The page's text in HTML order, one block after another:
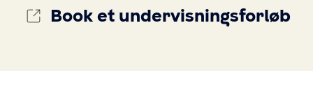
Book et undervisningsforløb